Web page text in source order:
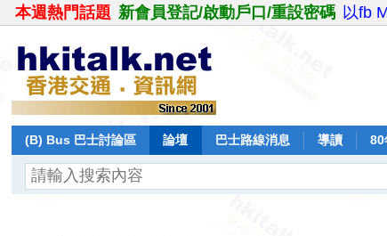
本週熱門話題 新會員登記/啟動戶口/重設密碼 以fb
(B) Bus 巴士討論區 論壇 巴士路線消息 導讀 80